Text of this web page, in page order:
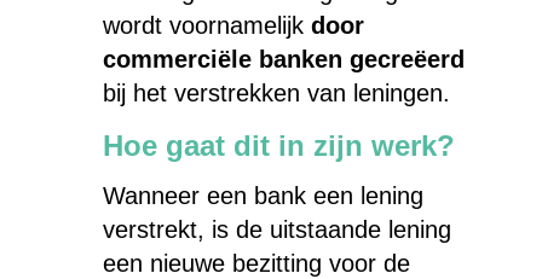
wordt voornamelijk door
commerciële banken gecreëerd
bij het verstrekken van leningen.
Hoe gaat dit in zijn werk?
Wanneer een bank een lening
verstrekt, is de uitstaande lening
een nieuwe bezitting voor de